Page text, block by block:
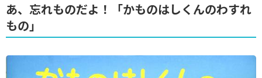
あ、忘れものだよ！「かものはしくんのわすれ
もの」